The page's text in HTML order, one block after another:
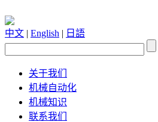
中文 | English | 日語
关于我们
机械自动化
机械知识
联系我们